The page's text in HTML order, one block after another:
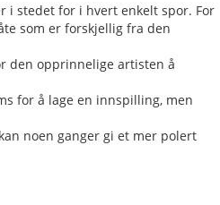
i stedet for i hvert enkelt spor. For
som er forskjellig fra den
den opprinnelige artisten å
for å lage en innspilling, men
noen ganger gi et mer polert